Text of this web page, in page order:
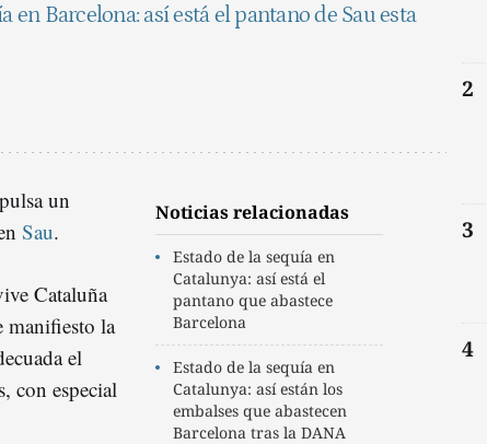
en Barcelona: así está el pantano de Sau esta
Noticias relacionadas
Estado de la sequía en
Catalunya: así está el
pantano que abastece
Barcelona
Estado de la sequía en
Catalunya: así están los
embalses que abastecen
Barcelona tras la DANA
un
Sau.
Cataluña
manifiesto la
el
con especial